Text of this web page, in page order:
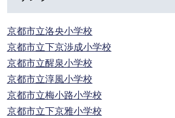
京都市立洛央小学校
京都市立下京渉成小学校
京都市立醒泉小学校
京都市立淳風小学校
京都市立梅小路小学校
京都市立下京雅小学校